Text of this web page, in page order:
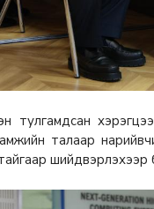
талаар
шийдвэрлэхээр